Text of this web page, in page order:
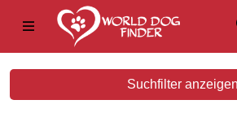
Suchfilter anzeigen